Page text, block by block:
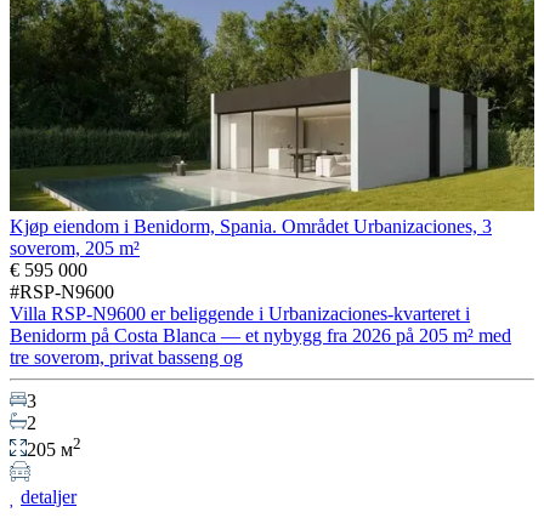
Kjøp eiendom i Benidorm, Spania. Området Urbanizaciones, 3
soverom, 205 m²
€ 595 000
#RSP-N9600
Villa RSP-N9600 er beliggende i Urbanizaciones-kvarteret i
Benidorm på Costa Blanca — et nybygg fra 2026 på 205 m² med
tre soverom, privat basseng og
3
2
205 м2
detaljer